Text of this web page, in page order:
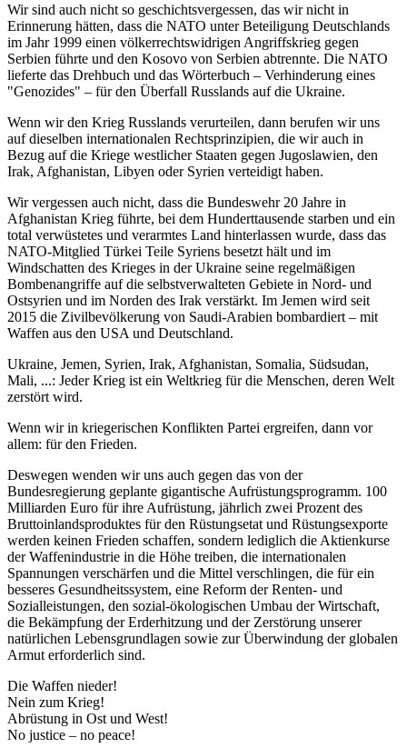
Wir sind auch nicht so geschichtsvergessen, das wir nicht in
Erinnerung hätten, dass die NATO unter Beteiligung Deutschlands
im Jahr 1999 einen völkerrechtswidrigen Angriffskrieg gegen
Serbien führte und den Kosovo von Serbien abtrennte. Die NATO
lieferte das Drehbuch und das Wörterbuch – Verhinderung eines
"Genozides" – für den Überfall Russlands auf die Ukraine.
Wenn wir den Krieg Russlands verurteilen, dann berufen wir uns
auf dieselben internationalen Rechtsprinzipien, die wir auch in
Bezug auf die Kriege westlicher Staaten gegen Jugoslawien, den
Irak, Afghanistan, Libyen oder Syrien verteidigt haben.
Wir vergessen auch nicht, dass die Bundeswehr 20 Jahre in
Afghanistan Krieg führte, bei dem Hunderttausende starben und ein
total verwüstetes und verarmtes Land hinterlassen wurde, dass das
NATO-Mitglied Türkei Teile Syriens besetzt hält und im
Windschatten des Krieges in der Ukraine seine regelmäßigen
Bombenangriffe auf die selbstverwalteten Gebiete in Nord- und
Ostsyrien und im Norden des Irak verstärkt. Im Jemen wird seit
2015 die Zivilbevölkerung von Saudi-Arabien bombardiert – mit
Waffen aus den USA und Deutschland.
Ukraine, Jemen, Syrien, Irak, Afghanistan, Somalia, Südsudan,
Mali, ...: Jeder Krieg ist ein Weltkrieg für die Menschen, deren Welt
zerstört wird.
Wenn wir in kriegerischen Konflikten Partei ergreifen, dann vor
allem: für den Frieden.
Deswegen wenden wir uns auch gegen das von der
Bundesregierung geplante gigantische Aufrüstungsprogramm. 100
Milliarden Euro für ihre Aufrüstung, jährlich zwei Prozent des
Bruttoinlandsproduktes für den Rüstungsetat und Rüstungsexporte
werden keinen Frieden schaffen, sondern lediglich die Aktienkurse
der Waffenindustrie in die Höhe treiben, die internationalen
Spannungen verschärfen und die Mittel verschlingen, die für ein
besseres Gesundheitssystem, eine Reform der Renten- und
Sozialleistungen, den sozial-ökologischen Umbau der Wirtschaft,
die Bekämpfung der Erderhitzung und der Zerstörung unserer
natürlichen Lebensgrundlagen sowie zur Überwindung der globalen
Armut erforderlich sind.
Die Waffen nieder!
Nein zum Krieg!
Abrüstung in Ost und West!
No justice – no peace!